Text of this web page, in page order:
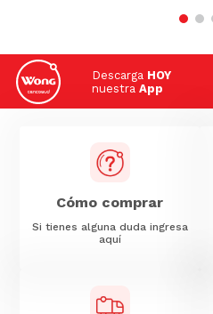
Descarga HOY
nuestra App
Cómo comprar
Si tienes alguna duda ingresa
aquí